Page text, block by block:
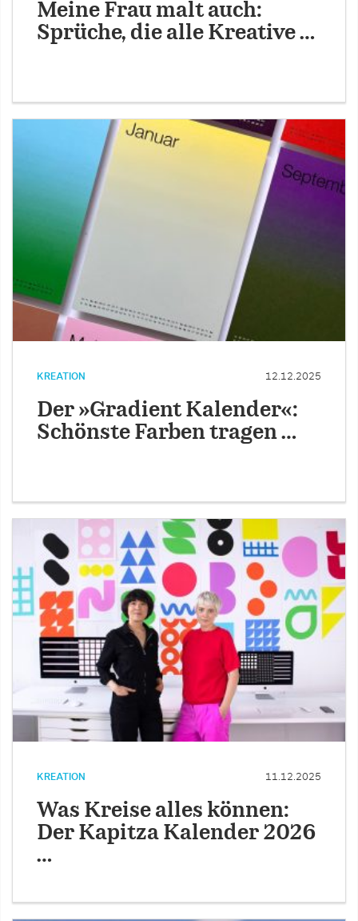
Meine Frau malt auch:
Sprüche, die alle Kreative …
KREATION 12.12.2025
Der »Gradient Kalender«:
Schönste Farben tragen …
KREATION 11.12.2025
Was Kreise alles können:
Der Kapitza Kalender 2026
…